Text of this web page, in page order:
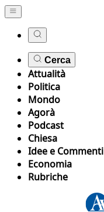
Cerca
Attualità
Politica
Mondo
Agorà
Podcast
Chiesa
Idee e Commenti
Economia
Rubriche